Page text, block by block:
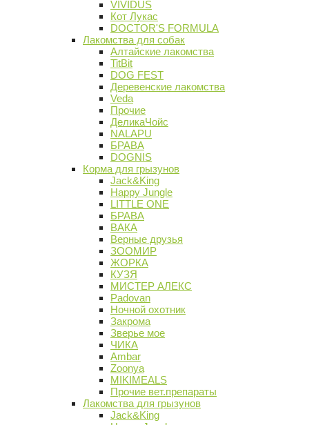
VIVIDUS
Кот Лукас
DOCTOR'S FORMULA
Лакомства для собак
Алтайские лакомства
TitBit
DOG FEST
Деревенские лакомства
Veda
Прочие
ДеликаЧойс
NALAPU
БРАВА
DOGNIS
Корма для грызунов
Jack&King
Happy Jungle
LITTLE ONE
БРАВА
ВАКА
Верные друзья
ЗООМИР
ЖОРКА
КУЗЯ
МИСТЕР АЛЕКС
Padovan
Ночной охотник
Закрома
Зверье мое
ЧИКА
Ambar
Zoonya
MIKIMEALS
Прочие вет.препараты
Лакомства для грызунов
Jack&King